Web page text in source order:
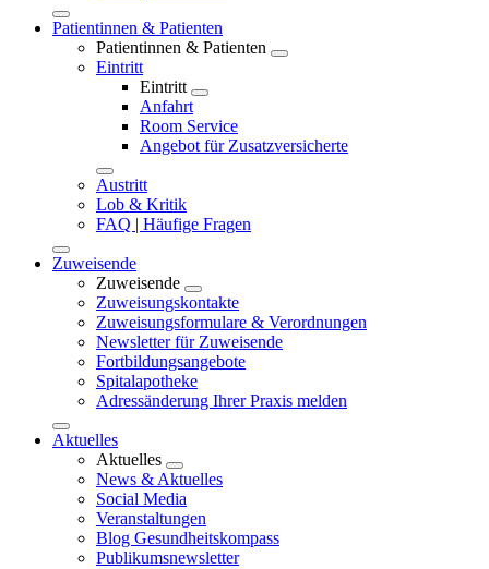
Patientinnen & Patienten
Patientinnen & Patienten
Eintritt
Eintritt
Anfahrt
Room Service
Angebot für Zusatzversicherte
Austritt
Lob & Kritik
FAQ | Häufige Fragen
Zuweisende
Zuweisende
Zuweisungskontakte
Zuweisungsformulare & Verordnungen
Newsletter für Zuweisende
Fortbildungsangebote
Spitalapotheke
Adressänderung Ihrer Praxis melden
Aktuelles
Aktuelles
News & Aktuelles
Social Media
Veranstaltungen
Blog Gesundheitskompass
Publikumsnewsletter